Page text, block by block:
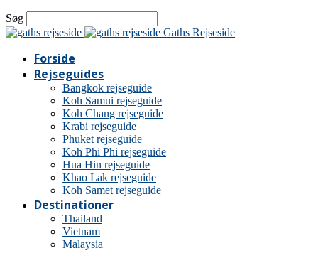
Søg
Gaths Rejseside
Forside
Rejseguides
Bangkok rejseguide
Koh Samui rejseguide
Koh Chang rejseguide
Krabi rejseguide
Phuket rejseguide
Koh Phi Phi rejseguide
Hua Hin rejseguide
Khao Lak rejseguide
Koh Samet rejseguide
Destinationer
Thailand
Vietnam
Malaysia